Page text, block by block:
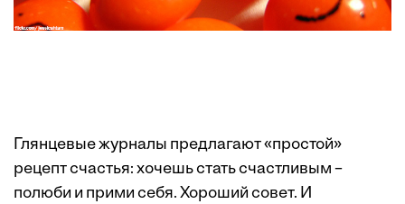
Глянцевые журналы предлагают «простой»
рецепт счастья: хочешь стать счастливым –
полюби и прими себя. Хороший совет. И